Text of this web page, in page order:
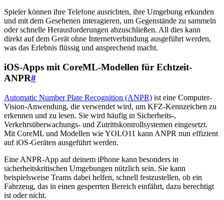
Spieler können ihre Telefone ausrichten, ihre Umgebung erkunden
und mit dem Gesehenen interagieren, um Gegenstände zu sammeln
oder schnelle Herausforderungen abzuschließen. All dies kann
direkt auf dem Gerät ohne Internetverbindung ausgeführt werden,
was das Erlebnis flüssig und ansprechend macht.
iOS-Apps mit CoreML-Modellen für Echtzeit-
ANPR#
Automatic Number Plate Recognition (ANPR) ist eine Computer-
Vision-Anwendung, die verwendet wird, um KFZ-Kennzeichen zu
erkennen und zu lesen. Sie wird häufig in Sicherheits-,
Verkehrsüberwachungs- und Zutrittskontrollsystemen eingesetzt.
Mit CoreML und Modellen wie YOLO11 kann ANPR nun effizient
auf iOS-Geräten ausgeführt werden.
Eine ANPR-App auf deinem iPhone kann besonders in
sicherheitskritischen Umgebungen nützlich sein. Sie kann
beispielsweise Teams dabei helfen, schnell festzustellen, ob ein
Fahrzeug, das in einen gesperrten Bereich einfährt, dazu berechtigt
ist oder nicht.